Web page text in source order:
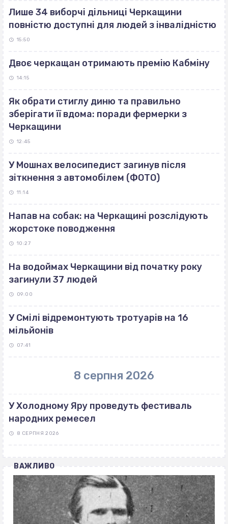
Лише 34 виборчі дільниці Черкащини
повністю доступні для людей з інвалідністю
15:50
Двоє черкащан отримають премію Кабміну
14:15
Як обрати стиглу диню та правильно
зберігати її вдома: поради фермерки з
Черкащини
12:45
У Мошнах велосипедист загинув після
зіткнення з автомобілем (ФОТО)
11:14
Напав на собак: на Черкащині розслідують
жорстоке поводження
10:27
На водоймах Черкащини від початку року
загинули 37 людей
09:00
У Смілі відремонтують тротуарів на 16
мільйонів
07:41
8 серпня 2026
У Холодному Яру проведуть фестиваль
народних ремесел
8 СЕРПНЯ 2026
ВАЖЛИВО